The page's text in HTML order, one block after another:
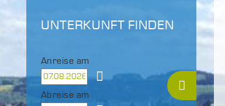
UNTERKUNFT FINDEN
Anreise am
Abreise am